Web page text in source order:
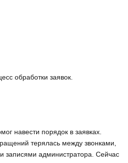
обработки заявок.
навести порядок в заявках.
терялась между звонками,
записями администратора. Сейчас